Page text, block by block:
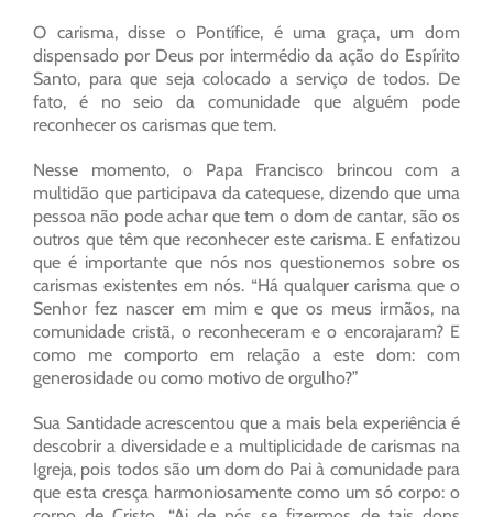
O carisma, disse o Pontífice, é uma graça, um dom
dispensado por Deus por intermédio da ação do Espírito
Santo, para que seja colocado a serviço de todos. De
fato, é no seio da comunidade que alguém pode
reconhecer os carismas que tem.
Nesse momento, o Papa Francisco brincou com a
multidão que participava da catequese, dizendo que uma
pessoa não pode achar que tem o dom de cantar, são os
outros que têm que reconhecer este carisma. E enfatizou
que é importante que nós nos questionemos sobre os
carismas existentes em nós. “Há qualquer carisma que o
Senhor fez nascer em mim e que os meus irmãos, na
comunidade cristã, o reconheceram e o encorajaram? E
como me comporto em relação a este dom: com
generosidade ou como motivo de orgulho?”
Sua Santidade acrescentou que a mais bela experiência é
descobrir a diversidade e a multiplicidade de carismas na
Igreja, pois todos são um dom do Pai à comunidade para
que esta cresça harmoniosamente como um só corpo: o